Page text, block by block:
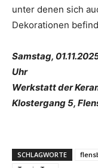
unter denen sich
Dekorationen
Samstag,
Uhr
Werkstatt der
Klostergang 5,
SCHLAGWORTE